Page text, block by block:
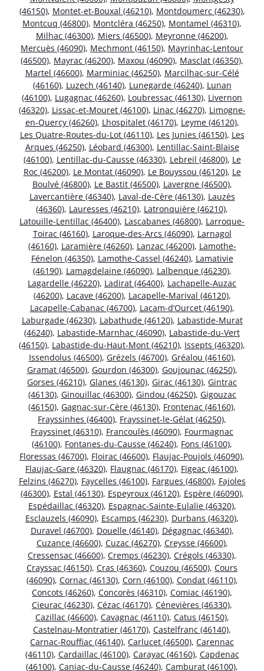
(46150), Montet-et-Bouxal (46210), Montdoumerc (46230),
Montcuq (46800), Montcléra (46250), Montamel (46310),
Milhac (46300), Miers (46500), Meyronne (46200),
Mercuès (46090), Mechmont (46150), Mayrinhac-Lentour
(46500), Mayrac (46200), Maxou (46090), Masclat (46350),
Martel (46600), Marminiac (46250), Marcilhac-sur-Célé
(46160), Luzech (46140), Lunegarde (46240), Lunan
(46100), Lugagnac (46260), Loubressac (46130), Livernon
(46320), Lissac-et-Mouret (46100), Linac (46270), Limogne-
en-Quercy (46260), Lhospitalet (46170), Leyme (46120),
Les Quatre-Routes-du-Lot (46110), Les Junies (46150), Les
Arques (46250), Léobard (46300), Lentillac-Saint-Blaise
(46100), Lentillac-du-Causse (46330), Lebreil (46800), Le
Roc (46200), Le Montat (46090), Le Bouyssou (46120), Le
Boulvé (46800), Le Bastit (46500), Lavergne (46500),
Lavercantière (46340), Laval-de-Cère (46130), Lauzès
(46360), Lauresses (46210), Latronquière (46210),
Latouille-Lentillac (46400), Lascabanes (46800), Larroque-
Toirac (46160), Laroque-des-Arcs (46090), Larnagol
(46160), Laramière (46260), Lanzac (46200), Lamothe-
Fénelon (46350), Lamothe-Cassel (46240), Lamativie
(46190), Lamagdelaine (46090), Lalbenque (46230),
Lagardelle (46220), Ladirat (46400), Lachapelle-Auzac
(46200), Lacave (46200), Lacapelle-Marival (46120),
Lacapelle-Cabanac (46700), Lacam-d’Ourcet (46190),
Laburgade (46230), Labathude (46120), Labastide-Murat
(46240), Labastide-Marnhac (46090), Labastide-du-Vert
(46150), Labastide-du-Haut-Mont (46210), Issepts (46320),
Issendolus (46500), Grézels (46700), Gréalou (46160),
Gramat (46500), Gourdon (46300), Goujounac (46250),
Gorses (46210), Glanes (46130), Girac (46130), Gintrac
(46130), Ginouillac (46300), Gindou (46250), Gigouzac
(46150), Gagnac-sur-Cère (46130), Frontenac (46160),
Frayssinhes (46400), Frayssinet-le-Gélat (46250),
Frayssinet (46310), Francoulès (46090), Fourmagnac
(46100), Fontanes-du-Causse (46240), Fons (46100),
Floressas (46700), Floirac (46600), Flaujac-Poujols (46090),
Flaujac-Gare (46320), Flaugnac (46170), Figeac (46100),
Felzins (46270), Faycelles (46100), Fargues (46800), Fajoles
(46300), Estal (46130), Espeyroux (46120), Espère (46090),
Espédaillac (46320), Espagnac-Sainte-Eulalie (46320),
Esclauzels (46090), Escamps (46230), Durbans (46320),
Duravel (46700), Douelle (46140), Dégagnac (46340),
Cuzance (46600), Cuzac (46270), Creysse (46600),
Cressensac (46600), Cremps (46230), Crégols (46330),
Crayssac (46150), Cras (46360), Couzou (46500), Cours
(46090), Cornac (46130), Corn (46100), Condat (46110),
Concots (46260), Concorès (46310), Comiac (46190),
Cieurac (46230), Cézac (46170), Cénevières (46330),
Cazillac (46600), Cavagnac (46110), Catus (46150),
Castelnau-Montratier (46170), Castelfranc (46140),
Carnac-Rouffiac (46140), Carlucet (46500), Carennac
(46110), Cardaillac (46100), Carayac (46160), Capdenac
(46100), Caniac-du-Causse (46240), Camburat (46100),